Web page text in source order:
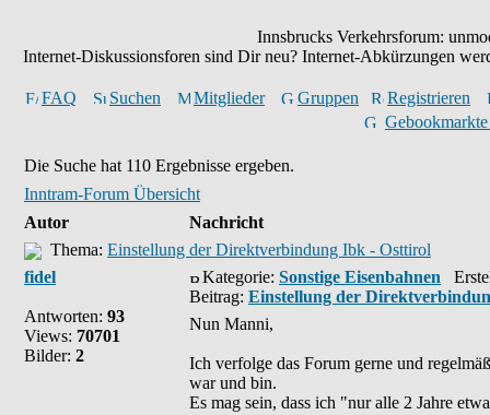
Innsbrucks Verkehrsforum:
Internet-Diskussionsforen sind Dir neu? Internet-Abkürzungen
FAQ Suchen Mitglieder Gruppen
Registrieren
Die Suche hat 110 Ergebnisse ergeben.
Inntram-Forum Übersicht
Autor
Nachricht
Thema: Einstellung der Direktverbindung Ibk - Osttirol
fidel
Antworten: 93
Views: 70701
Bilder: 2
Kategorie: Sonstige Eisenbahnen
Beitrag: Einstellung der
Nun Manni,
Ich verfolge das Forum gerne und
war und bin.
Es mag sein, dass ich "nur alle 2 Jahre